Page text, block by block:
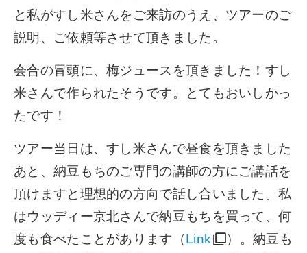
と私がすし米さんをご来訪のうえ、ツアーのご
説明、ご依頼等させて頂きました。
会合の冒頭に、梅ジュースを頂きました！すし
米さんで作られたそうです。とてもおいしかっ
たです！
ツアー当日は、すし米さんで昼食を頂きました
あと、納豆もちのご専門の講師の方にご講話を
頂けますと理想的の方向で話し合いました。私
はウッディー京北さんで納豆もちを買って、何
度も食べたことがあります（Link
）。納豆も